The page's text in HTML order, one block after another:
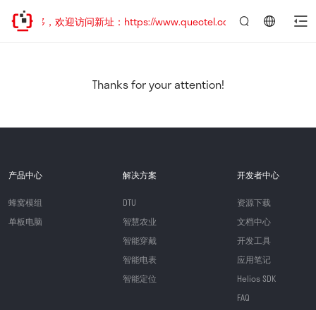
址已迁移，欢迎访问新址：https://www.quectel.com.cn
Thanks for your attention!
产品中心
蜂窝模组
单板电脑
解决方案
DTU
智慧农业
智能穿戴
智能电表
智能定位
开发者中心
资源下载
文档中心
开发工具
应用笔记
Helios SDK
FAQ